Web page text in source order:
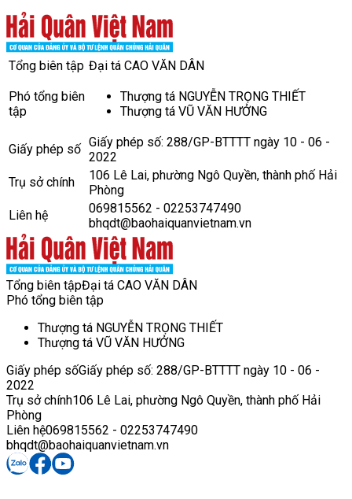
Tổng biên tập Đại tá CAO VĂN DÂN
Phó tổng biên
tập
Thượng tá NGUYỄN TRỌNG THIẾT
Thượng tá VŨ VĂN HƯỞNG
Giấy phép số Giấy phép số: 288/GP-BTTTT ngày 10 - 06 -
2022
Trụ sở chính
106 Lê Lai, phường Ngô Quyền, thành phố Hải
Phòng
Liên hệ
069815562 - 02253747490
bhqdt@baohaiquanvietnam.vn
Tổng biên tậpĐại tá CAO VĂN DÂN
Phó tổng biên tập
Thượng tá NGUYỄN TRỌNG THIẾT
Thượng tá VŨ VĂN HƯỞNG
Giấy phép sốGiấy phép số: 288/GP-BTTTT ngày 10 - 06 -
2022
Trụ sở chính106 Lê Lai, phường Ngô Quyền, thành phố Hải
Phòng
Liên hệ069815562 - 02253747490
bhqdt@baohaiquanvietnam.vn